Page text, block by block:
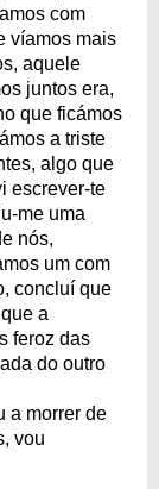
com
víamos mais
aquele
juntos era,
que ficámos
a triste
algo que
escrever-te
me uma
nós,
um com
concluí que
a
feroz das
do outro
a morrer de
vou